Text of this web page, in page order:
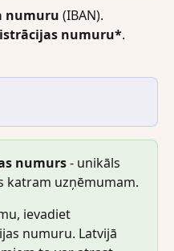
numuru (IBAN).
numuru*.
numurs - unikāls
katram uzņēmumam.
ievadiet
numuru. Latvijā